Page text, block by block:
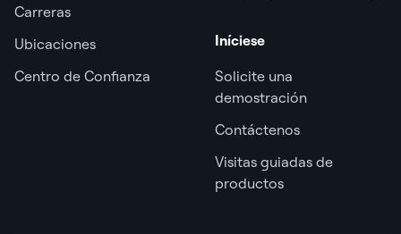
Carreras
Ubicaciones
Centro de Confianza
Iníciese
Solicite una
demostración
Contáctenos
Visitas guiadas de
productos